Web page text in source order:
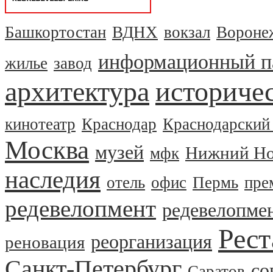
Башкортостан ВДНХ вокзал
жилье завод информационный
архитектура
кинотеатр Краснодар
Москва музей мфк Нижний
наследия отель офис Пермь
редевелопмент
реновация реорганизация